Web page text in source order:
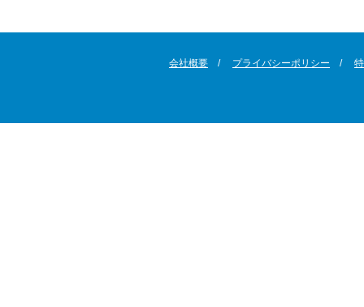
会社概要 プライバシーポリシー